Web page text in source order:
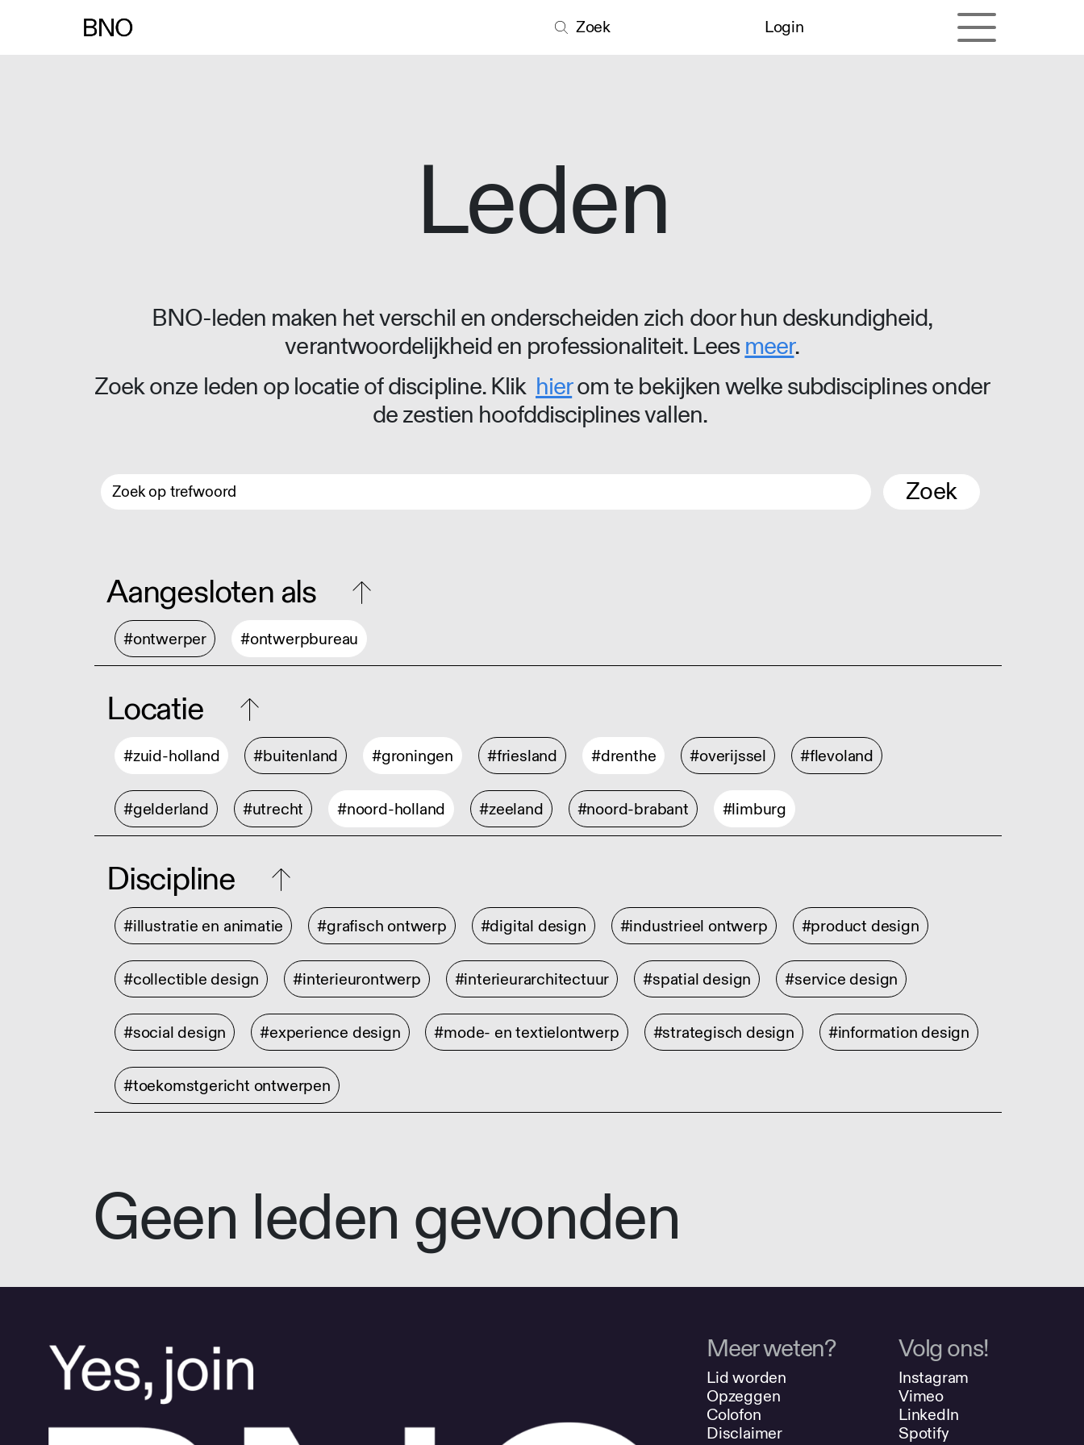
Zoek Login
Leden
BNO-leden maken het verschil en onderscheiden zich door hun deskundigheid,
verantwoordelijkheid en professionaliteit. Leesmeer.
Zoek onze leden op locatie of discipline. Klik hierom te bekijken welke subdisciplines onder
de zestien hoofddisciplines vallen.
Zoek
Aangesloten als
#ontwerper #ontwerpbureau
Locatie
#zuid-holland #buitenland #groningen #friesland #drenthe #overijssel #flevoland
#gelderland #utrecht #noord-holland #zeeland #noord-brabant #limburg
Discipline
#illustratie en animatie #grafisch ontwerp #digital design #industrieel ontwerp #product design
#collectible design #interieurontwerp #interieurarchitectuur #spatial design #service design
#social design #experience design #mode- en textielontwerp #strategisch design #information design
#toekomstgericht ontwerpen
Geen leden gevonden
Meer weten?
Lid worden
Opzeggen
Colofon
Disclaimer
Volg ons!
Instagram
Vimeo
LinkedIn
Spotify